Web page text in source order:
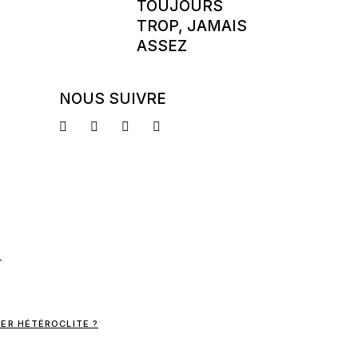
TOUJOURS
TROP, JAMAIS
ASSEZ
NOUS SUIVRE
HÉTÉROCLITE ?